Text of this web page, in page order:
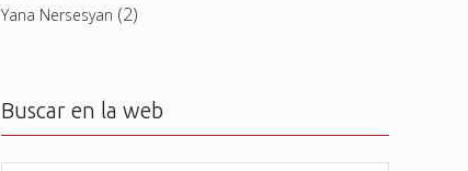
Yana Nersesyan (2)
Buscar en la web